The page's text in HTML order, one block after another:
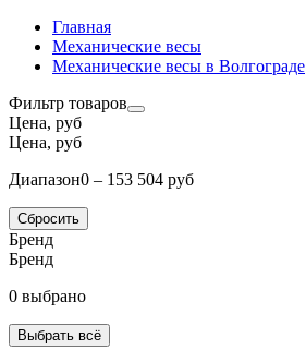
Главная
Механические весы
Механические весы в Волгограде
Фильтр товаров
Цена, руб
Цена, руб
Диапазон0 – 153 504 руб
Сбросить
Бренд
Бренд
0 выбрано
Выбрать всё